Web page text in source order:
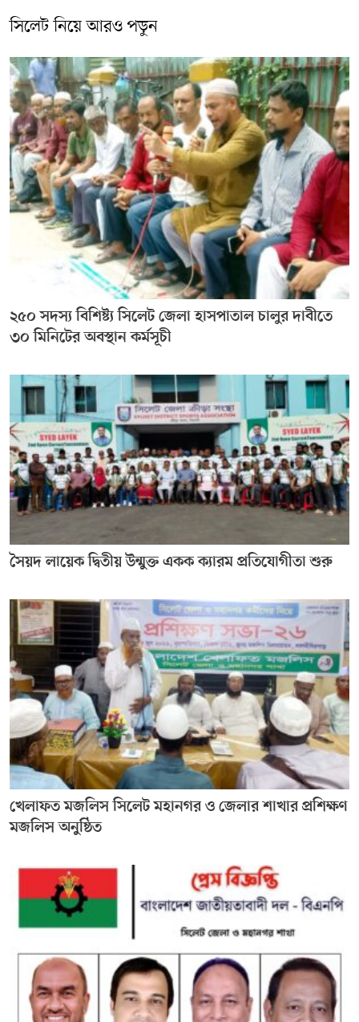
সিলেট নিয়ে আরও পড়ুন
২৫০ সদস্য বিশিষ্ট্য সিলেট জেলা হাসপাতাল চালুর দাবীতে
৩০ মিনিটের অবস্থান কর্মসূচী
সৈয়দ লায়েক দ্বিতীয় উন্মুক্ত একক ক্যারম প্রতিযোগীতা শুরু
খেলাফত মজলিস সিলেট মহানগর ও জেলার শাখার প্রশিক্ষণ
মজলিস অনুষ্ঠিত